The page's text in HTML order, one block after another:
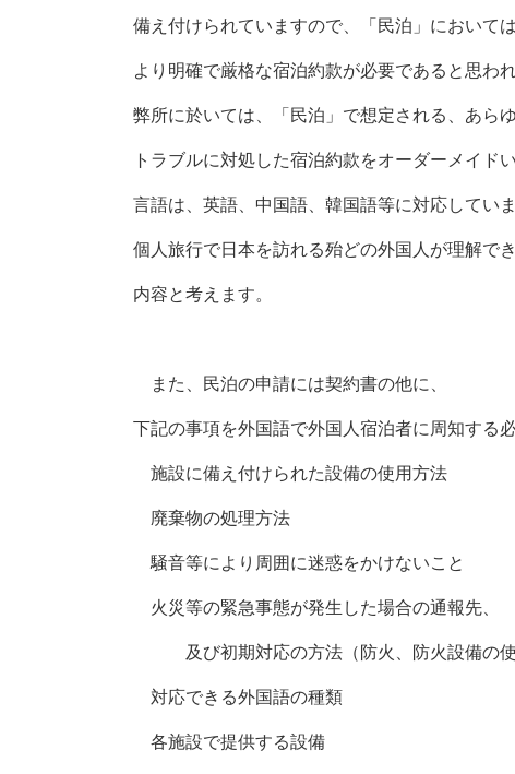
備え付けられていますので、「民泊」においては
より明確で厳格な宿泊約款が必要であると思われ
弊所に於いては、「民泊」で想定される、あらゆ
トラブルに対処した宿泊約款をオーダーメイド
言語は、英語、中国語、韓国語等に対応していま
個人旅行で日本を訪れる殆どの外国人が理解で
内容と考えます。
また、民泊の申請には契約書の他に、
下記の事項を外国語で外国人宿泊者に周知する
施設に備え付けられた設備の使用方法
廃棄物の処理方法
騒音等により周囲に迷惑をかけないこと
火災等の緊急事態が発生した場合の通報先、
及び初期対応の方法（防火、防火設備の使
対応できる外国語の種類
各施設で提供する設備